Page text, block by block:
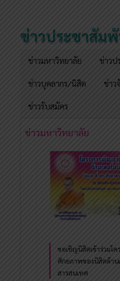
ข่าวประชาสัม
ข่าวมหาวิทยาลัย ข่าว
ข่าวบุคลากร/นิสิต ข่าว
ข่าวรับสมัคร
ข่าวมหาวิทยาลัย
ขอเชิญนิสิตเข้าร่วมโ
ศักยภาพของนิสิตด้าน
สารสนเทศ